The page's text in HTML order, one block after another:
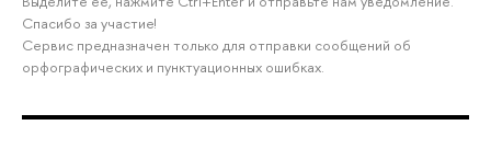
Спасибо за участие!
Сервис предназначен только для отправки сообщений об
орфографических и пунктуационных ошибках.